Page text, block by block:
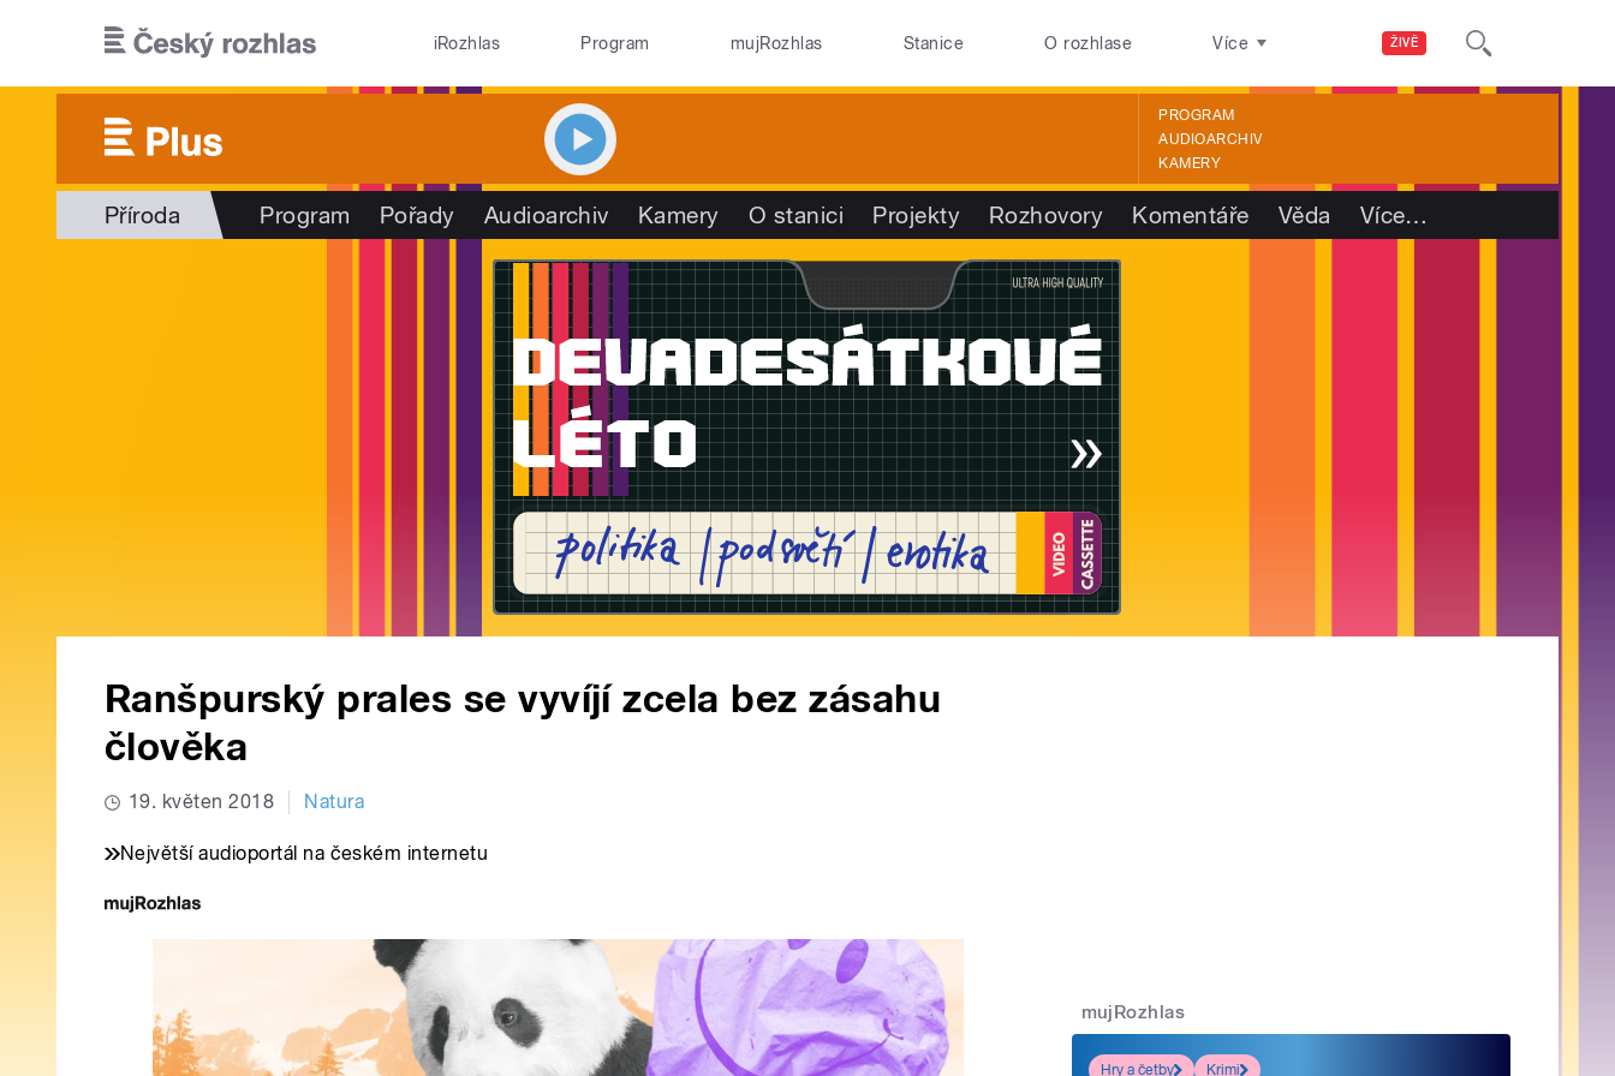
ŽIVĚ
iRozhlas Program mujRozhlas Stanice O rozhlase Více
PROGRAM
AUDIOARCHIV
KAMERY
Příroda Program Pořady Audioarchiv Kamery O stanici Projekty Rozhovory Komentáře Věda Více…
Ranšpurský prales se vyvíjí zcela bez zásahu
člověka
19. květen 2018 Natura
Největší audioportál na českém internetu
mujRozhlas
Hry a četby Krimi